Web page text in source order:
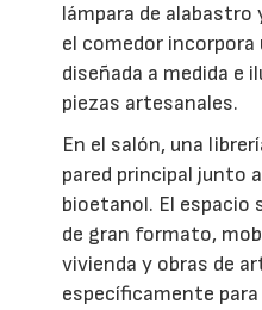
lámpara de alabastro
el comedor incorpora
diseñada a medida e
piezas artesanales.
En el salón, una
pared principal junto
bioetanol. El
de gran formato,
vivienda y obras de
específicamente